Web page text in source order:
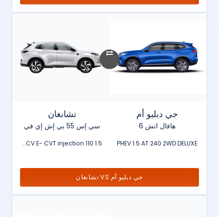
جي دبليو أم
هافال اتش 6
PHEV 1.5 AT 240 2WD DELUXE
تشانغان
سي إس 55 بي إش إي في
1.5 110 CV E- CVT injection...
جي دبليو أم VS تشانغان